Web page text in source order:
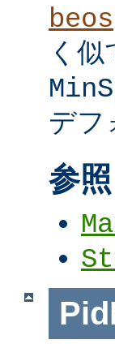
beos
く似
デフ
参照